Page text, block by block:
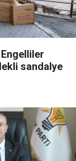
sandalye